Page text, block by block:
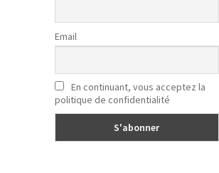
Email
En continuant, vous acceptez la
politique de confidentialité